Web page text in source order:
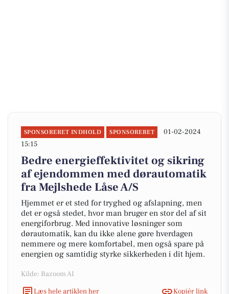
SPONSORERET INDHOLD SPONSORERET
01-02-2024
15:15
Bedre energieffektivitet og sikring
af ejendommen med dørautomatik
fra Mejlshede Låse A/S
Hjemmet er et sted for tryghed og afslapning, men
det er også stedet, hvor man bruger en stor del af sit
energiforbrug. Med innovative løsninger som
dørautomatik, kan du ikke alene gøre hverdagen
nemmere og mere komfortabel, men også spare på
energien og samtidig styrke sikkerheden i dit hjem.
Kilde: Bazoom AI
Læs hele artiklen her
Kopiér link